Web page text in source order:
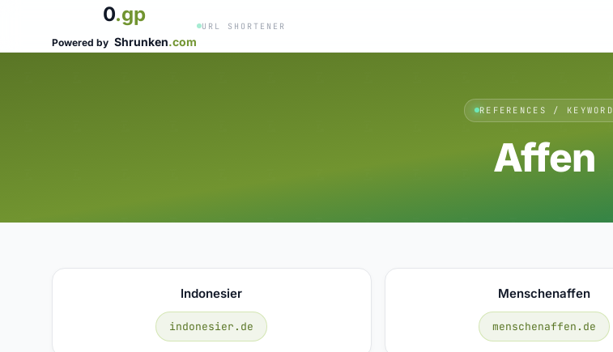
0.gp
Powered by Shrunken.com
URL SHORTENER
REFERENCES / KEYWORD
Affen
Indonesier
indonesier.de
Menschenaffen
menschenaffen.de